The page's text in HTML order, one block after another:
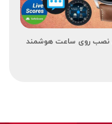
نصب روی ساعت هوشمند